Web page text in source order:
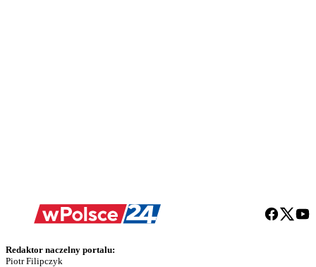
Redaktor naczelny portalu:
Piotr Filipczyk